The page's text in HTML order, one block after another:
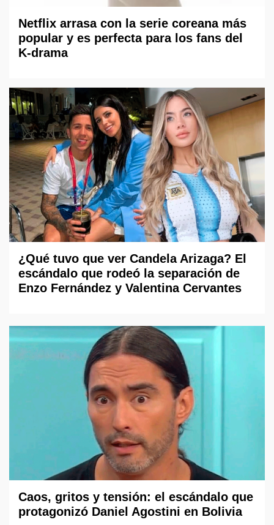
Netflix arrasa con la serie coreana más
popular y es perfecta para los fans del
K-drama
¿Qué tuvo que ver Candela Arizaga? El
escándalo que rodeó la separación de
Enzo Fernández y Valentina Cervantes
Caos, gritos y tensión: el escándalo que
protagonizó Daniel Agostini en Bolivia